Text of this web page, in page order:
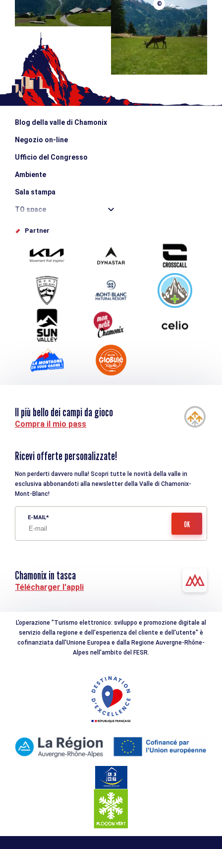
©
Blog della valle di Chamonix
Negozio on-line
Ufficio del Congresso
Ambiente
Sala stampa
TO space
Offices de tourisme
Inviate il vostro evento
Service groupes et séminaires
Scaricare
Turismo e disabilità
Partner
Il più bello dei campi da gioco
Compra il mio pass
Ricevi offerte personalizzate!
Non perderti davvero nulla! Scopri tutte le novità della valle in
esclusiva abbonandoti alla newsletter della Valle di Chamonix-
Mont-Blanc!
E-MAIL
Chamonix in tasca
Télécharger l'appli
L'operazione "Turismo elettronico: sviluppo e promozione digitale al
servizio della regione e dell'esperienza del cliente e dell'utente" è
cofinanziata dall'Unione Europea e dalla Regione Auvergne-Rhône-
Alpes nell'ambito del FESR.